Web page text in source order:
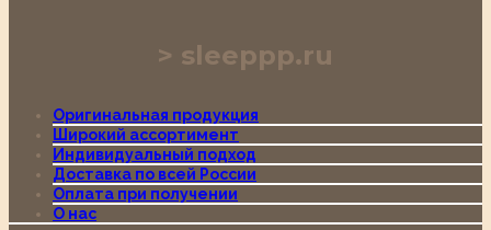
sleeppp.ru
Оригинальная продукция
Широкий ассортимент
Индивидуальный подход
Доставка по всей России
Оплата при получении
О нас